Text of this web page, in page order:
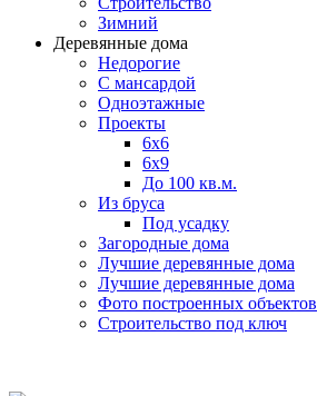
Зимний
Деревянные дома
Недорогие
С мансардой
Одноэтажные
Проекты
6х6
6х9
До 100 кв.м.
Из бруса
Под усадку
Загородные дома
Лучшие деревянные дома
Лучшие деревянные дома
Фото построенных объектов
Строительство под ключ